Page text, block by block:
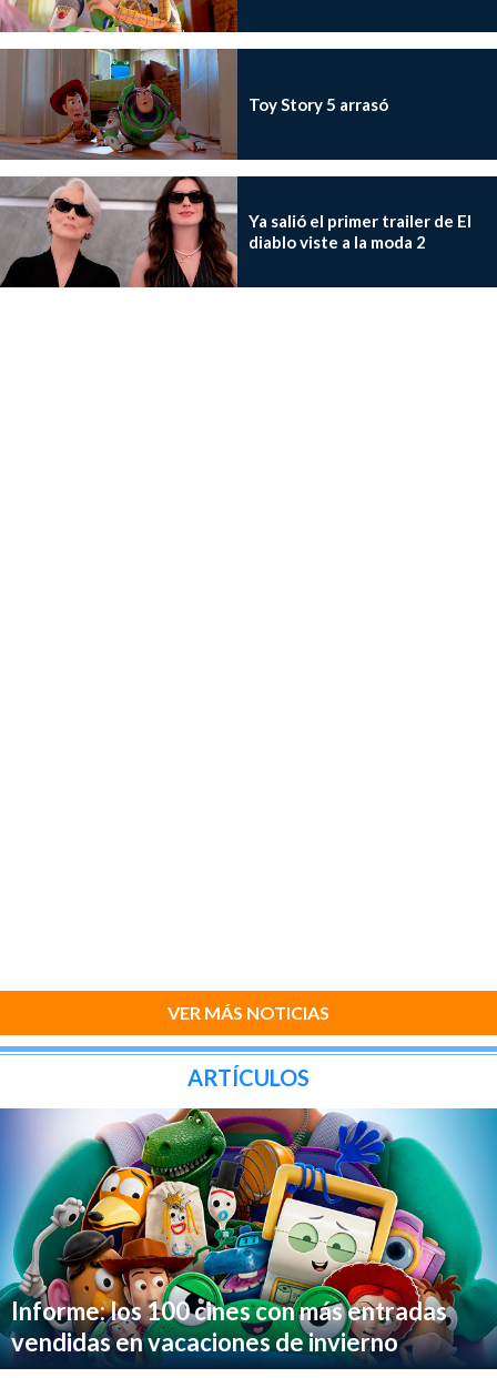
Toy Story 5 arrasó
Ya salió el primer trailer de El
diablo viste a la moda 2
VER MÁS NOTICIAS
ARTÍCULOS
Informe: los 100 cines con más entradas
vendidas en vacaciones de invierno